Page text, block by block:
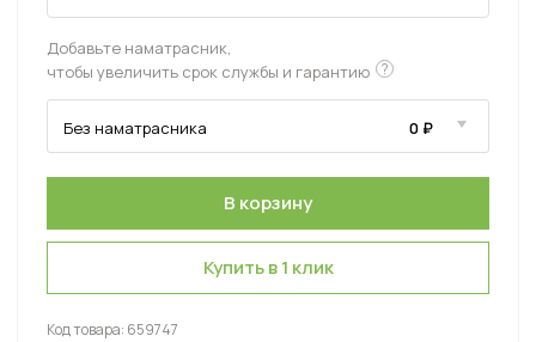
Добавьте наматрасник,
чтобы увеличить срок службы и гарантию ?
Купить в 1 клик
Код товара: 659747